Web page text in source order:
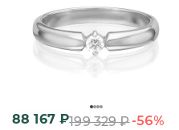
88 167₽199 329₽-56%